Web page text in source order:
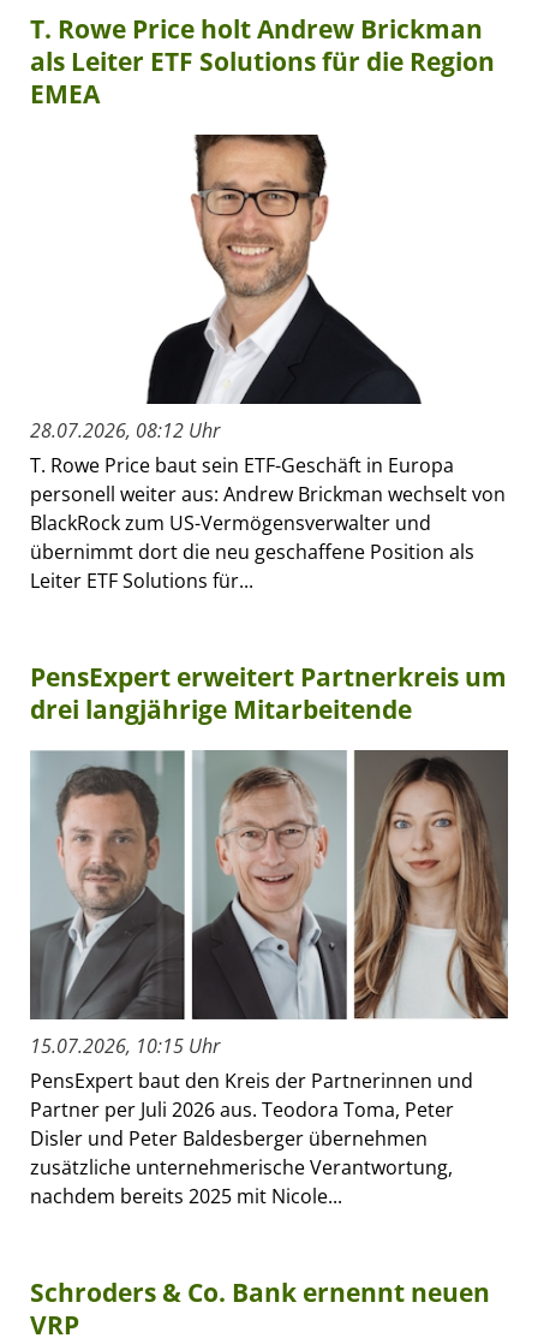
T. Rowe Price holt Andrew Brickman
als Leiter ETF Solutions für die Region
EMEA
28.07.2026, 08:12 Uhr
T. Rowe Price baut sein ETF-Geschäft in Europa
personell weiter aus: Andrew Brickman wechselt von
BlackRock zum US-Vermögensverwalter und
übernimmt dort die neu geschaffene Position als
Leiter ETF Solutions für...
PensExpert erweitert Partnerkreis um
drei langjährige Mitarbeitende
15.07.2026, 10:15 Uhr
PensExpert baut den Kreis der Partnerinnen und
Partner per Juli 2026 aus. Teodora Toma, Peter
Disler und Peter Baldesberger übernehmen
zusätzliche unternehmerische Verantwortung,
nachdem bereits 2025 mit Nicole...
Schroders & Co. Bank ernennt neuen
VRP